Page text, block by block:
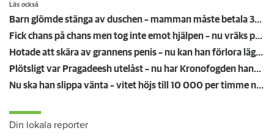
Läs också
Barn glömde stänga av duschen – mamman måste betala 300 000
Fick chans på chans men tog inte emot hjälpen – nu vräks paret: ”Tragiskt"
Hotade att skära av grannens penis – nu kan han förlora lägenheten
Plötsligt var Pragadeesh utelåst – nu har Kronofogden hans möbler
Nu ska han slippa vänta – vitet höjs till 10 000 per timme när hissen står still
Din lokala reporter